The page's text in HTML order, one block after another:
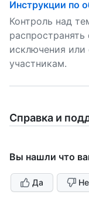
Инструкции по
Контроль над
исключения
участникам.
Справка и
Вы нашли что
Да